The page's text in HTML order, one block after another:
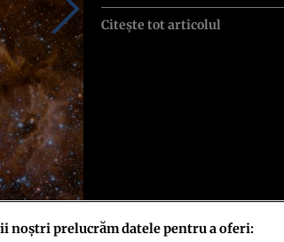
Citește tot articolul
noștri prelucrăm datele pentru a oferi: